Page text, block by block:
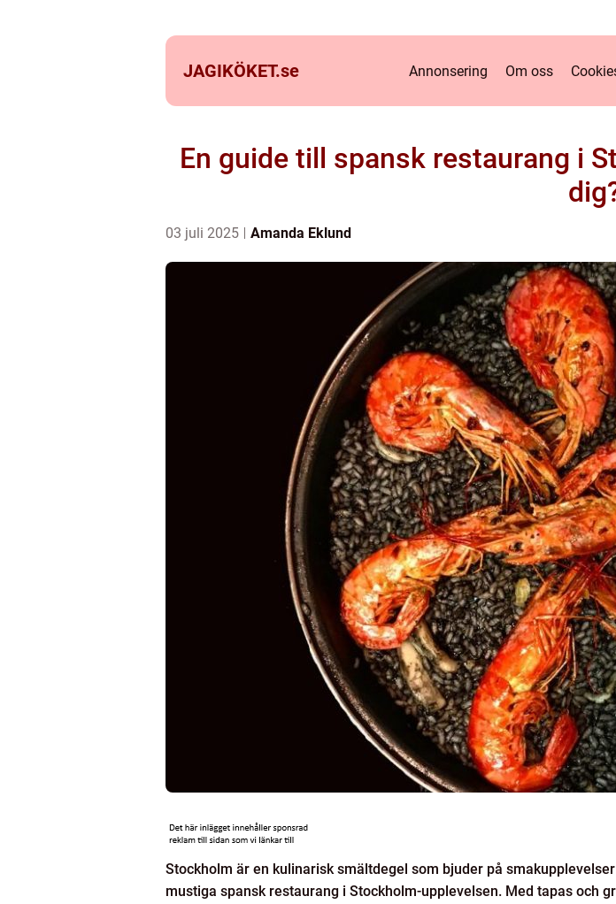
JAGIKÖKET.se Annonsering Om oss
En guide till spansk restaurang i
03 juli 2025 Amanda Eklund
Stockholm är en kulinarisk smältdegel som bjuder på
mustiga spansk restaurang i Stockholm-upplevelsen. Med tapas och